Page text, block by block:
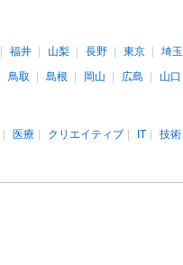
福井 山梨 長野 東京 埼玉
鳥取 島根 岡山 広島 山口
医療 クリエイティブ IT 技術